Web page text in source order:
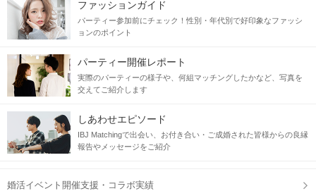
ファッションガイド
パーティー参加前にチェック！性別・年代別で好印象なファッシ
ョンのポイント
パーティー開催レポート
実際のパーティーの様子や、何組マッチングしたかなど、写真を
交えてご紹介します
しあわせエピソード
IBJ Matchingで出会い、お付き合い・ご成婚された皆様からの良縁
報告やメッセージをご紹介
婚活イベント開催支援・コラボ実績